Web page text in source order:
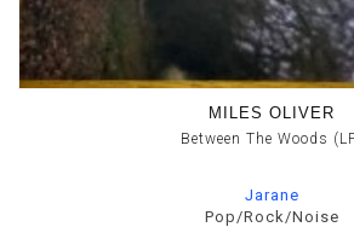
MILES OLIVER
Between The Woods
Jarane
Pop/Rock/Noise